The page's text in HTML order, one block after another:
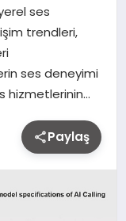
ses
trendleri,
ses deneyimi
hizmetlerinin…
Paylaş